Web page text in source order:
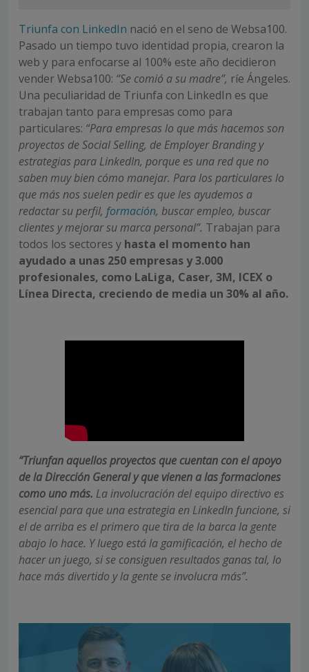
Triunfa con LinkedIn nació en el seno de Websa100.
Pasado un tiempo tuvo identidad propia, crearon la
web y para enfocarse al 100% este año decidieron
vender Websa100: “Se comió a su madre”, ríe Ángeles.
Una peculiaridad de Triunfa con LinkedIn es que
trabajan tanto para empresas como para
particulares: “Para empresas lo que más hacemos son
proyectos de Social Selling, de Employer Branding y
estrategias para LinkedIn, porque es una red que no
saben muy bien cómo manejar. Para los particulares lo
que más nos suelen pedir es que les ayudemos a
redactar su perfil, formación, buscar empleo, buscar
clientes y mejorar su marca personal”. Trabajan para
todos los sectores y hasta el momento han
ayudado a unas 250 empresas y 3.000
profesionales, como LaLiga, Caser, 3M, ICEX o
Línea Directa, creciendo de media un 30% al año.
“Triunfan aquellos proyectos que cuentan con el apoyo
de la Dirección General y que vienen a las formaciones
como uno más. La involucración del equipo directivo es
esencial para que una estrategia en LinkedIn funcione, si
el de arriba es el primero que tira de la barca la gente
abajo lo hace. Y luego está la gamificación, el hecho de
hacer un juego, si se consiguen resultados ganas tal, lo
hace más divertido y la gente se involucra más”.